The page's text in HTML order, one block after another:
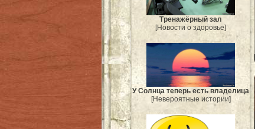
Тренажёрный зал
[Новости о здоровье]
У Солнца теперь есть владелица
[Невероятные истории]